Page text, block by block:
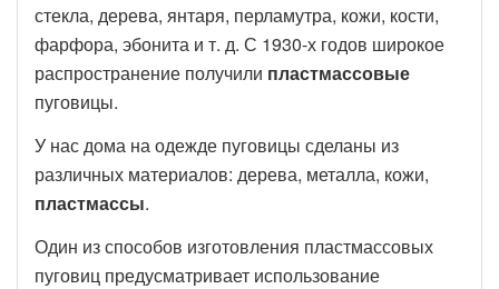
стекла, дерева, янтаря, перламутра, кожи, кости,
фарфора, эбонита и т. д. С 1930-х годов широкое
распространение получили пластмассовые
пуговицы.
У нас дома на одежде пуговицы сделаны из
различных материалов: дерева, металла, кожи,
пластмассы.
Один из способов изготовления пластмассовых
пуговиц предусматривает использование